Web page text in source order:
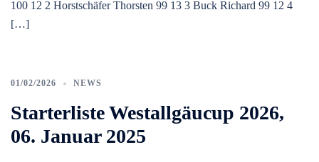
100 12 2 Horstschäfer Thorsten 99 13 3 Buck Richard 99 12 4
[…]
01/02/2026 NEWS
Starterliste Westallgäucup 2026,
06. Januar 2025